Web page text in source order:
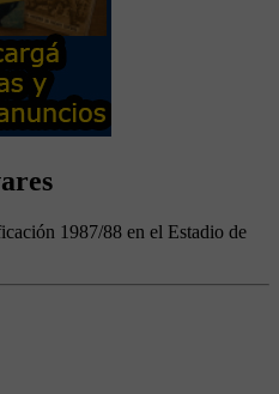
1987/88 en el Estadio de